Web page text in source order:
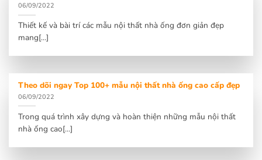
06/09/2022
Thiết kế và bài trí các mẫu nội thất nhà ống đơn giản đẹp
mang[...]
Theo dõi ngay Top 100+ mẫu nội thất nhà ống cao cấp đẹp
06/09/2022
Trong quá trình xây dựng và hoàn thiện những mẫu nội thất
nhà ống cao[...]